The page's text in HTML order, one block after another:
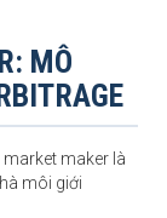
MÔ
maker là
môi giới